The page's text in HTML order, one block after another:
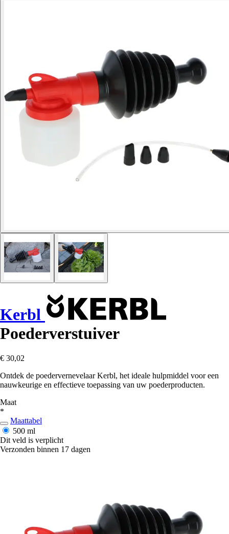
Kerbl
Poederverstuiver
€ 30,02
Ontdek de poedervernevelaar Kerbl, het ideale hulpmiddel voor een
nauwkeurige en effectieve toepassing van uw poederproducten.
Maat
*
Maattabel
500 ml
Dit veld is verplicht
Verzonden binnen 17 dagen